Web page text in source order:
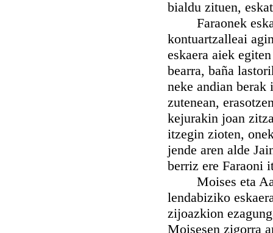
bialdu zituen,
Faraonek
kontuartzalleai
eskaera aiek
bearra, baña
neke andian
zutenean,
kejurakin joan
itzegin zioten,
jende aren alde
berriz ere Faraoni
Moises eta
lendabiziko
zijoazkion
Moisesen zigorra